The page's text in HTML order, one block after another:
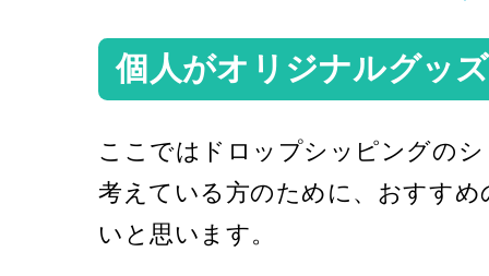
個人がオリジナルグッ
ここではドロップシッピングの
考えている方のために、おすす
いと思います。